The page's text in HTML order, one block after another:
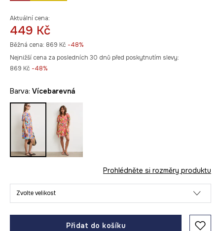
Aktuální cena:
449 Kč
Běžná cena: 869 Kč -48%
Nejnižší cena za posledních 30 dnů před poskytnutím slevy:
869 Kč -48%
Barva: vícebarevná
Prohlédněte si rozměry produktu
Zvolte velikost
Přidat do košíku